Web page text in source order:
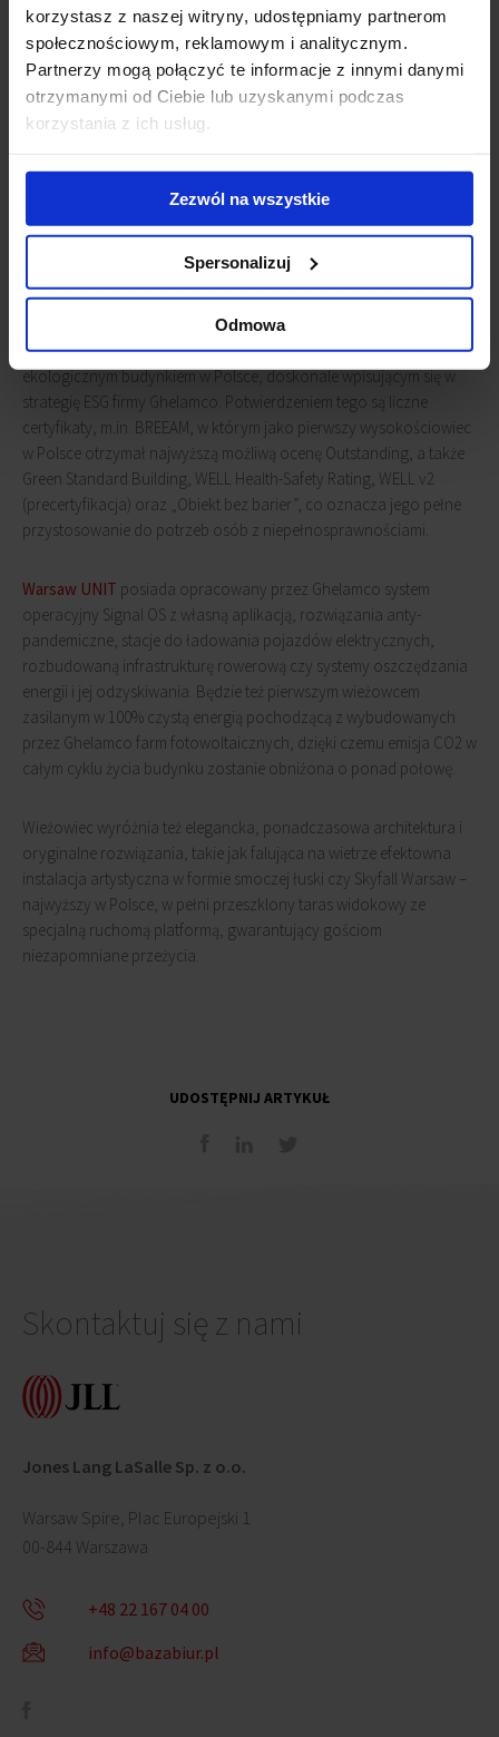
korzystasz z naszej witryny, udostępniamy partnerom
społecznościowym, reklamowym i analitycznym.
Partnerzy mogą połączyć te informacje z innymi danymi
otrzymanymi od Ciebie lub uzyskanymi podczas
korzystania z ich usług.
Zezwól na wszystkie
Spersonalizuj
Odmowa
"Okolica ronda Daszyńskiego w Warszawie przyciąga coraz więcej
firm technologicznych, co potwierdzają ostatnie transakcje na
rynku powierzchni biurowych. Firma NTT poszukiwała nowoczesnej
przestrzeni, która pozwoli jej na rozwój zespołów i zaaranżowanie
przestrzeni przyjaznej dla pracowników. Takie biuro zagwarantował
budynek na swoją siedzibę. Powierzchnia na 20. piętrze zapewnia
ponadto fantastyczny widok na panoramę Warszawy, którą z
pewnością docenią pracownicy firmy"mówiMarcin Sabowicz,
dyrektor w dziale powierzchni biurowych, reprezentacja najemcy,
Savills.
Warsaw UNITjest najbardziej zaawansowanym technologicznie i
ekologicznym budynkiem w Polsce, doskonale wpisującym się w
strategię ESG firmy Ghelamco. Potwierdzeniem tego są liczne
certyfikaty, m.in. BREEAM, w którym jako pierwszy wysokościowiec
w Polsce otrzymał najwyższą możliwą ocenę Outstanding, a także
Green Standard Building, WELL Health-Safety Rating, WELL v2
(precertyfikacja) oraz „Obiekt bez barier”, co oznacza jego pełne
przystosowanie do potrzeb osób z niepełnosprawnościami.
Warsaw UNIT posiada opracowany przez Ghelamco system
operacyjny Signal OS z własną aplikacją, rozwiązania anty-
pandemiczne, stacje do ładowania pojazdów elektrycznych,
rozbudowaną infrastrukturę rowerową czy systemy oszczędzania
energii i jej odzyskiwania. Będzie też pierwszym wieżowcem
zasilanym w 100% czystą energią pochodzącą z wybudowanych
przez Ghelamco farm fotowoltaicznych, dzięki czemu emisja CO2 w
całym cyklu życia budynku zostanie obniżona o ponad połowę.
Wieżowiec wyróżnia też elegancka, ponadczasowa architektura i
oryginalne rozwiązania, takie jak falująca na wietrze efektowna
instalacja artystyczna w formie smoczej łuski czy Skyfall Warsaw –
najwyższy w Polsce, w pełni przeszklony taras widokowy ze
specjalną ruchomą platformą, gwarantujący gościom
niezapomniane przeżycia.
UDOSTĘPNIJ ARTYKUŁ
Skontaktuj się z nami
Jones Lang LaSalle Sp. z o.o.
Warsaw Spire, Plac Europejski 1
00-844 Warszawa
+48 22 167 04 00
info@bazabiur.pl